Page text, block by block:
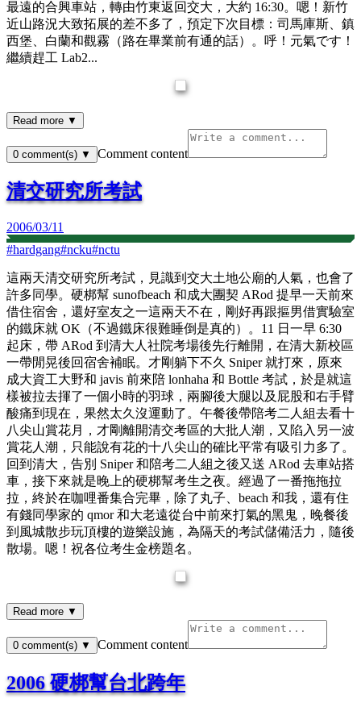
最遠的合興車站，轉由竹東返回交大，大約 16:30。嗯！新竹
近山路況大致拓展的差不多了，預定下次目標：司馬庫斯、鎮
西堡、白蘭和觀霧（路在畢業前有通的話）。呼！元氣です！
繼續趕工 Lab2...
Read more ▼
0 comment(s) ▼ Comment content
清交研究所考試
2006/03/11
#hardgang#ncku#nctu
這兩天清交研究所考試，見識到交大土地公廟的人氣，也會了
許多同學。硬梆幫 sunofbeach 和成大團契 ARod 提早一天前來
借住宿舍，還好室友之一這兩天不在，剛好再跟摳男借實驗室
的鐵床就 OK（不過鐵床很難睡倒是真的）。11 日一早 6:30
起床，帶 ARod 到清大人社院考場後先行離開，在清大新校區
一帶閒晃後回宿舍補眠。才剛躺下不久 Sniper 就打來，原來
成大資工大野和 javis 前來陪 lonhaha 和 Bottle 考試，於是就這
樣被拉去揮了一個小時的羽球，兩腳後大腿以及屁股和右手臂
酸痛到現在，果然太久沒運動了。午餐後帶陪考二人組去看十
八尖山賞花月，才剛離開清交考區的大批人潮，又陷入另一波
賞花人潮，只能說有花的十八尖山的確比平常有吸引力多了。
回到清大，告別 Sniper 和陪考二人組之後又送 ARod 去車站搭
車，接下來就是晚上的硬梆幫考生之夜。經過了一番拖拖拉
拉，終於在咖哩番集合完畢，除了丸子、beach 和我，還有住
有錢同學家的 qmor 和大老遠從台中前來打氣的黑鬼，晚餐後
到風城散步玩頂樓的遊樂設施，為隔天的考試儲備活力，隨後
散場。嗯！祝各位考生金榜題名。
Read more ▼
0 comment(s) ▼ Comment content
2006 硬梆幫台北跨年